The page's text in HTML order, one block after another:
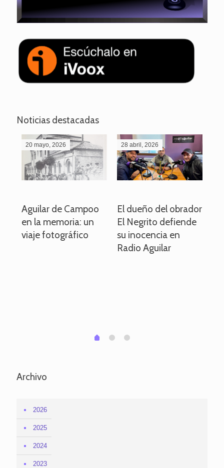
Noticias destacadas
20 mayo, 2026
Aguilar de Campoo
en la memoria: un
viaje fotográfico
28 abril, 2026
El dueño del obrador
El Negrito defiende
su inocencia en
Radio Aguilar
0 1 2
Archivo
2026
2025
2024
2023